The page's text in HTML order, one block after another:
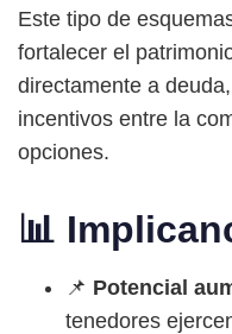
Este tipo de
fortalecer el
directamente a
incentivos entre la
opciones.
📊
📌 Potencial
tenedores